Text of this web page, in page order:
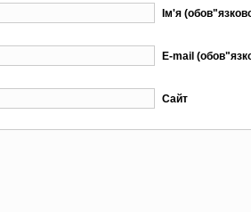
Ім'я
E-mail
Сайт